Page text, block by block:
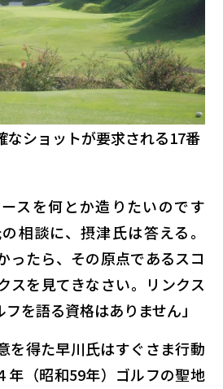
なショットが要求される17番
ースを何とか造りたいのです
相談に、摂津氏は答える。
ったら、その原点であるスコ
スを見てきなさい。リンクス
を語る資格はありません」
を得た早川氏はすぐさま行動
年（昭和59年）ゴルフの聖地